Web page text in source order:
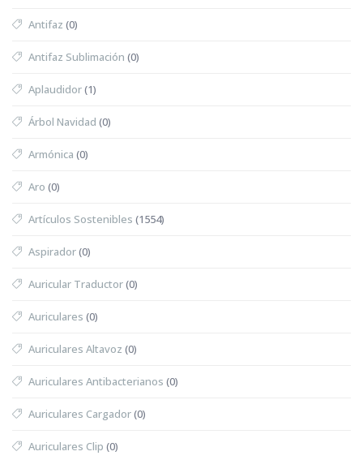
Antifaz (0)
Antifaz Sublimación (0)
Aplaudidor(1)
Árbol Navidad (0)
Armónica (0)
Aro (0)
Artículos Sostenibles (1554)
Aspirador(0)
Auricular Traductor(0)
Auriculares (0)
Auriculares Altavoz (0)
Auriculares Antibacterianos (0)
Auriculares Cargador(0)
Auriculares Clip (0)